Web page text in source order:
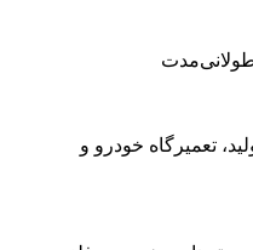
تعمیرگاه خودرو و